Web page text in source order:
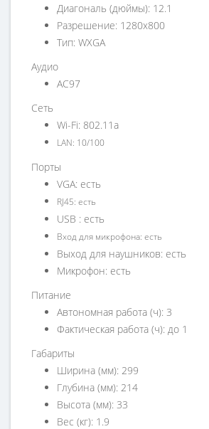
Диагональ (дюймы): 12.1
Разрешение: 1280х800
Тип: WXGA
Аудио
АС97
Сеть
Wi-Fi: 802.11a
LAN: 10/100
Порты
VGA: есть
RJ45: есть
USB : есть
Вход для микрофона: есть
Выход для наушников: есть
Микрофон: есть
Питание
Автономная работа (ч): 3
Фактическая работа (ч): до 1
Габариты
Ширина (мм): 299
Глубина (мм): 214
Высота (мм): 33
Вес (кг): 1.9